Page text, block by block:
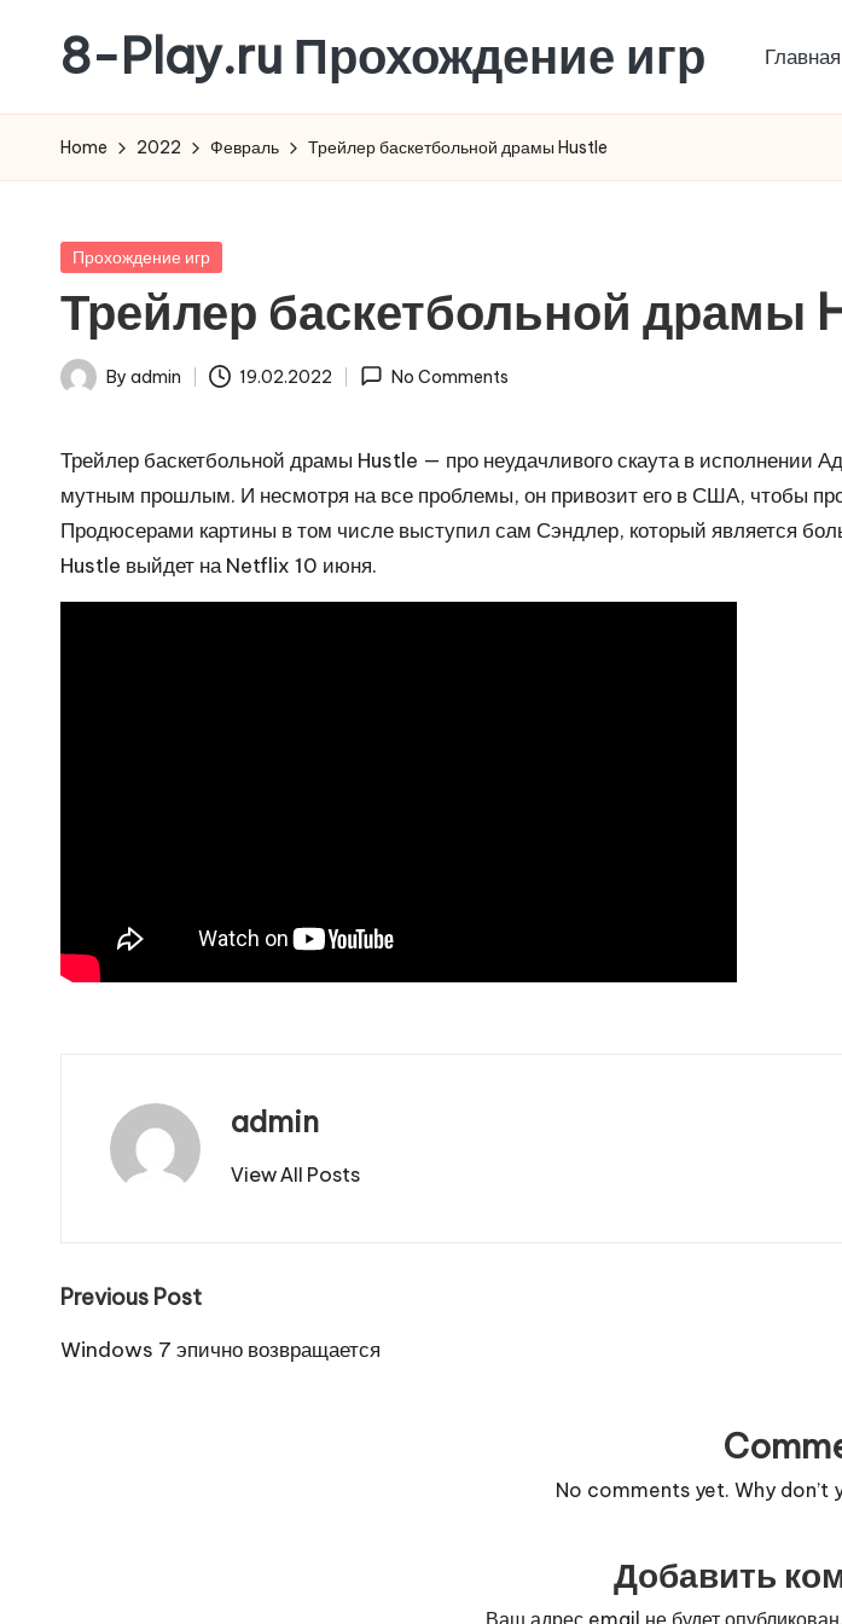
content
8-Play.ru Прохождение игр Главная
Home 2022 Февраль Трейлер баскетбольной драмы Hustle
Posted
Прохождение игр
Трейлер баскетбольной драмы
Posted
By admin 19.02.2022 No Comments
Трейлер баскетбольной драмы Hustle — про неудачливого скаута в исполнении
мутным прошлым. И несмотря на все проблемы, он привозит его в США, чтобы
Продюсерами картины в том числе выступил сам Сэндлер, который является
Hustle выйдет на Netflix 10 июня.
admin
View All Posts
Post
navigation
Previous Post
Windows 7 эпично возвращается
No comments yet. Why don’t
Добавить
Ваш адрес email не будет опубликован.